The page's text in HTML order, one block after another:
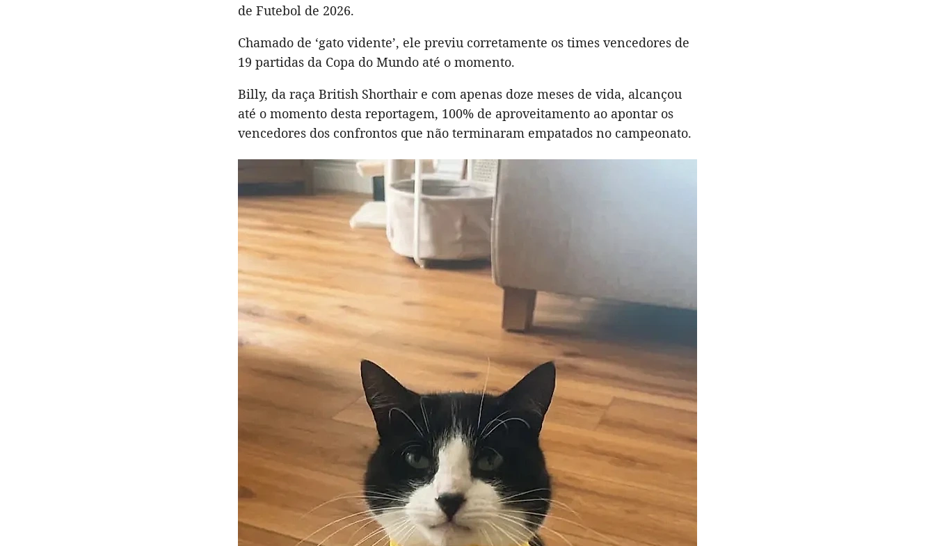
de Futebol de 2026.
Chamado de ‘gato vidente’, ele previu corretamente os times vencedores de
19 partidas da Copa do Mundo até o momento.
Billy, da raça British Shorthair e com apenas doze meses de vida, alcançou
até o momento desta reportagem, 100% de aproveitamento ao apontar os
vencedores dos confrontos que não terminaram empatados no campeonato.